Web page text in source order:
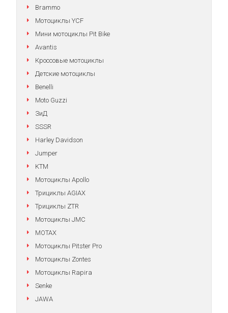
Brammo
Мотоциклы YCF
Мини мотоциклы Pit Bike
Avantis
Кроссовые мотоциклы
Детские мотоциклы
Benelli
Moto Guzzi
ЗиД
SSSR
Harley Davidson
Jumper
KTM
Мотоциклы Apollo
Трициклы AGIAX
Трициклы ZTR
Мотоциклы JMC
MOTAX
Мотоциклы Pitster Pro
Мотоциклы Zontes
Мотоциклы Rapira
Senke
JAWA